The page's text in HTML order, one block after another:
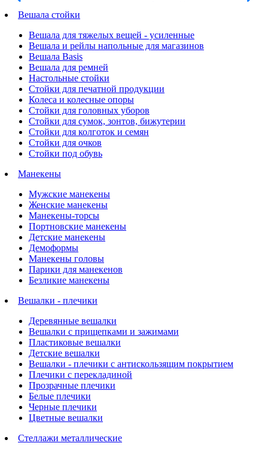
Вешала стойки
Вешала для тяжелых вещей - усиленные
Вешала и рейлы напольные для магазинов
Вешала Basis
Вешала для ремней
Настольные стойки
Стойки для печатной продукции
Колеса и колесные опоры
Стойки для головных уборов
Стойки для сумок, зонтов, бижутерии
Стойки для колготок и семян
Стойки для очков
Стойки под обувь
Манекены
Мужские манекены
Женские манекены
Манекены-торсы
Портновские манекены
Детские манекены
Демоформы
Манекены головы
Парики для манекенов
Безликие манекены
Вешалки - плечики
Деревянные вешалки
Вешалки с прищепками и зажимами
Пластиковые вешалки
Детские вешалки
Вешалки - плечики с антискользящим покрытием
Плечики с перекладиной
Прозрачные плечики
Белые плечики
Черные плечики
Цветные вешалки
Стеллажи металлические